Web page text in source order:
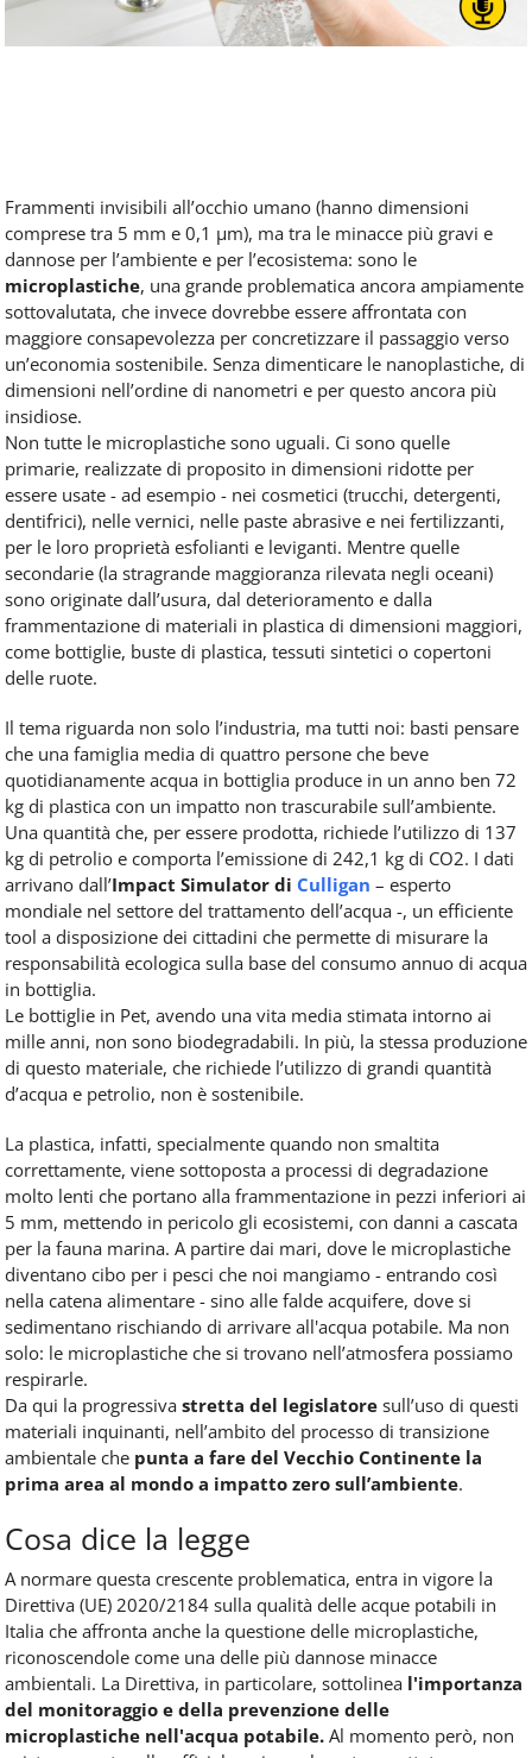
Frammenti invisibili all’occhio umano (hanno dimensioni
comprese tra 5 mm e 0,1 µm), ma tra le minacce più gravi e
dannose per l’ambiente e per l’ecosistema: sono le
microplastiche, una grande problematica ancora ampiamente
sottovalutata, che invece dovrebbe essere affrontata con
maggiore consapevolezza per concretizzare il passaggio verso
un’economia sostenibile. Senza dimenticare le nanoplastiche, di
dimensioni nell’ordine di nanometri e per questo ancora più
insidiose.
Non tutte le microplastiche sono uguali. Ci sono quelle
primarie, realizzate di proposito in dimensioni ridotte per
essere usate - ad esempio - nei cosmetici (trucchi, detergenti,
dentifrici), nelle vernici, nelle paste abrasive e nei fertilizzanti,
per le loro proprietà esfolianti e leviganti. Mentre quelle
secondarie (la stragrande maggioranza rilevata negli oceani)
sono originate dall’usura, dal deterioramento e dalla
frammentazione di materiali in plastica di dimensioni maggiori,
come bottiglie, buste di plastica, tessuti sintetici o copertoni
delle ruote.
Il tema riguarda non solo l’industria, ma tutti noi: basti pensare
che una famiglia media di quattro persone che beve
quotidianamente acqua in bottiglia produce in un anno ben 72
kg di plastica con un impatto non trascurabile sull’ambiente.
Una quantità che, per essere prodotta, richiede l’utilizzo di 137
kg di petrolio e comporta l’emissione di 242,1 kg di CO2. I dati
arrivano dall’Impact Simulator di Culligan – esperto
mondiale nel settore del trattamento dell’acqua -, un efficiente
tool a disposizione dei cittadini che permette di misurare la
responsabilità ecologica sulla base del consumo annuo di acqua
in bottiglia.
Le bottiglie in Pet, avendo una vita media stimata intorno ai
mille anni, non sono biodegradabili. In più, la stessa produzione
di questo materiale, che richiede l’utilizzo di grandi quantità
d’acqua e petrolio, non è sostenibile.
La plastica, infatti, specialmente quando non smaltita
correttamente, viene sottoposta a processi di degradazione
molto lenti che portano alla frammentazione in pezzi inferiori ai
5 mm, mettendo in pericolo gli ecosistemi, con danni a cascata
per la fauna marina. A partire dai mari, dove le microplastiche
diventano cibo per i pesci che noi mangiamo - entrando così
nella catena alimentare - sino alle falde acquifere, dove si
sedimentano rischiando di arrivare all'acqua potabile. Ma non
solo: le microplastiche che si trovano nell’atmosfera possiamo
respirarle.
Da qui la progressiva stretta del legislatore sull’uso di questi
materiali inquinanti, nell’ambito del processo di transizione
ambientale che punta a fare del Vecchio Continente la
prima area al mondo a impatto zero sull’ambiente.
Cosa dice la legge
A normare questa crescente problematica, entra in vigore la
Direttiva (UE) 2020/2184 sulla qualità delle acque potabili in
Italia che affronta anche la questione delle microplastiche,
riconoscendole come una delle più dannose minacce
ambientali. La Direttiva, in particolare, sottolinea l'importanza
del monitoraggio e della prevenzione delle
microplastiche nell'acqua potabile. Al momento però, non